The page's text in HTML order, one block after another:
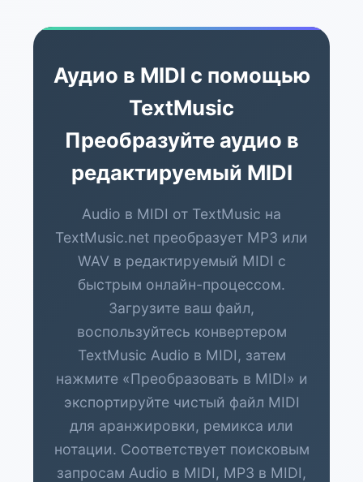
лёгкую квантизацию и удалите лишние
Аудио в MIDI с помощью
TextMusic
Преобразуйте аудио в
редактируемый MIDI
Audio в MIDI от TextMusic на
TextMusic.net преобразует MP3 или
WAV в редактируемый MIDI с
быстрым онлайн-процессом.
Загрузите ваш файл,
воспользуйтесь конвертером
TextMusic Audio в MIDI, затем
нажмите «Преобразовать в MIDI» и
экспортируйте чистый файл MIDI
для аранжировки, ремикса или
нотации. Соответствует поисковым
запросам Audio в MIDI, MP3 в MIDI,